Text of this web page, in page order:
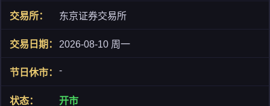
东京证券交易所
2026-08-10 周一
-
开市